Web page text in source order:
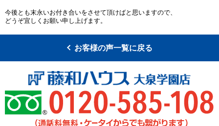
今後とも末永いお付き合いをさせて頂けばと思いますので、
どうぞ宜しくお願い申し上げます。
お客様の声一覧に戻る